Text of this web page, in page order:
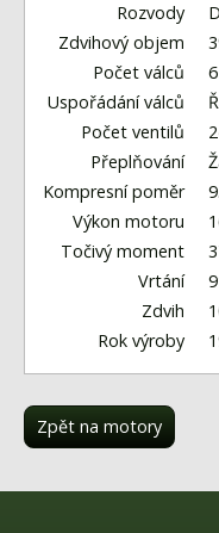
Inzerce
Fórum
Kontakt
Rozvody
Zdvihový objem
Počet válců
6
Uspořádání válců
Počet ventilů
Přeplňování
Kompresní poměr
Výkon motoru
Točivý moment
Vrtání
Zdvih
Rok výroby
Zpět na motory